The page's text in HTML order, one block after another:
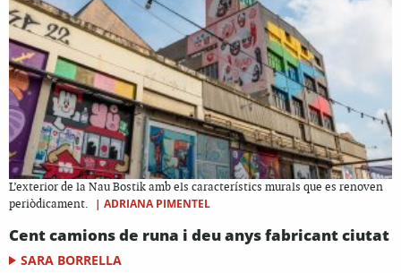
L’exterior de la Nau Bostik amb els característics murals que es renoven
periòdicament.
| ADRIANA PIMENTEL
Cent camions de runa i deu anys fabricant ciutat
SARA BORRELLA